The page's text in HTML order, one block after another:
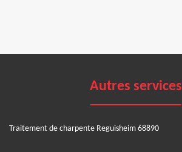
Autres services
Traitement de charpente Reguisheim 68890